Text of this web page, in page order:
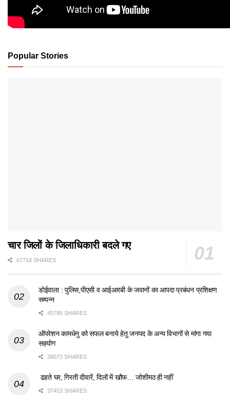
Popular Stories
चार जिलों के जिलाधिकारी बदले गए
67718 SHARES
डोईवाला : पुलिस,पीएसी व आईआरबी के जवानों का आपदा प्रबंधन प्रशिक्षण
सम्पन्न
45786 SHARES
ऑपरेशन कामधेनु को सफल बनाये हेतु जनपद के अन्य विभागों से मांगा गया
सहयोग
38073 SHARES
ढहते घर, गिरती दीवारें, दिलों में खौफ… जोशीमठ ही नहीं
37453 SHARES